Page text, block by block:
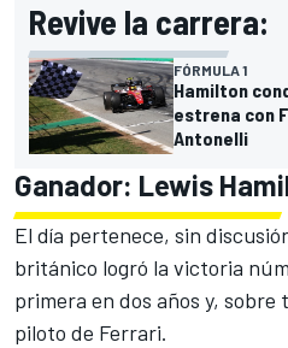
Revive la carrera:
FÓRMULA 1
Hamilton
estrena con
Antonelli
Ganador: Lewis
El día pertenece, sin
británico logró la victoria
primera en dos años y, sobre
piloto de Ferrari.